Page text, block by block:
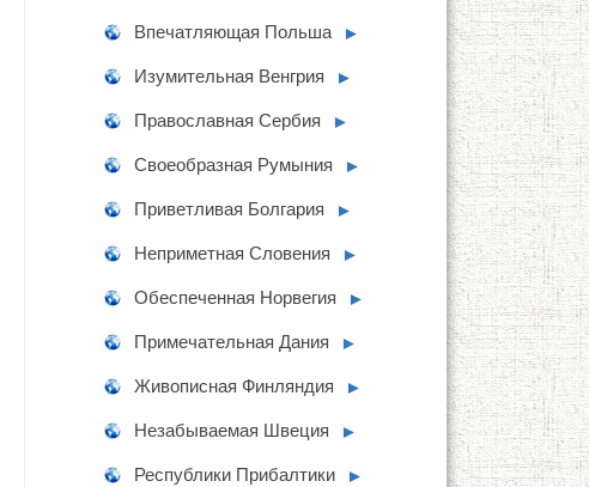
Впечатляющая Польша ►
Изумительная Венгрия ►
Православная Сербия ►
Своеобразная Румыния ►
Приветливая Болгария ►
Неприметная Словения ►
Обеспеченная Норвегия ►
Примечательная Дания ►
Живописная Финляндия ►
Незабываемая Швеция ►
Республики Прибалтики ►